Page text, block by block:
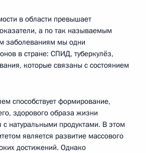
в области превышает
а по так называемым
заболеваниям мы одни
в стране: СПИД, туберкулёз,
которые связаны с состоянием
способствует формирование,
здорового образа жизни
с натуральными продуктами. В этом
является развитие массового
достижений. Однако